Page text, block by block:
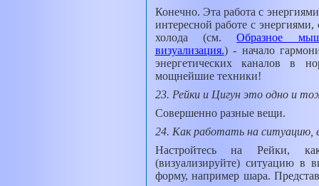
Конечно. Эта работа с
интересной работе с энергиями,
холода (см.Образное
визуализация.) - начало
энергетических каналов в
мощнейшие техники!
23. Рейки и Цигун это одно и
Совершенно разные вещи.
24. Как работать на ситуацию,
Настройтесь на Рейки,
(визуализируйте) ситуацию в
форму, например шара.